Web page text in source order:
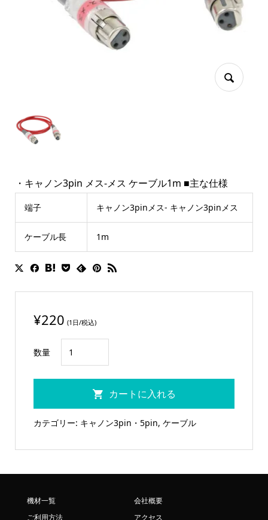
・キャノン3pin メス-メス ケーブル1m ■主な仕様
端子 キャノン3pinメス- キャノン3pinメス
ケーブル長 1m
¥220 (1日/税込)
数量
ャ
ノ
メ
カートに入れる
カテゴリー: キャノン3pin・5pin, ケーブル
機材一覧
ご利用方法
会社概要
アクセス